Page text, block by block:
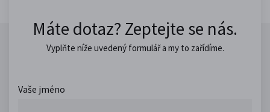
Máte dotaz? Zeptejte se nás.
Vyplňte níže uvedený formulář a my to zařídíme.
Vaše jméno